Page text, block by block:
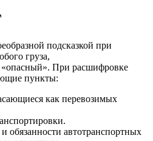
подсказкой при
груза,
«опасный». При расшифровке
пункты:
как перевозимых
обязанности автотранспортных